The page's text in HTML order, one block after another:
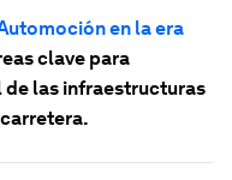
en la era
clave para
las infraestructuras